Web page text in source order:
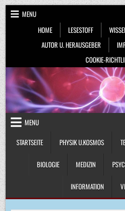
Skip
to
content
MENU
HOME
LESESTOFF
AUTOR U. HERAUSGEBER
COOKIE-
MENU
STARTSEITE
PHYSIK U.KOSMOS
BIOLOGIE MEDIZIN
INFORMATION